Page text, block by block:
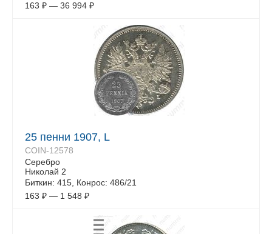
163 ₽ — 36 994 ₽
25 пенни 1907, L
COIN-12578
Серебро
Николай 2
Биткин: 415, Конрос: 486/21
163 ₽ — 1 548 ₽